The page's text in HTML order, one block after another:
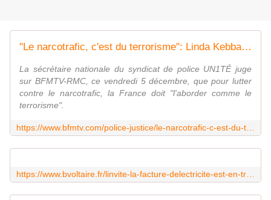
"Le narcotrafic, c'est du terrorisme": Linda Kebbab fustige les politiques "qui ont laissé faire"
La sécrétaire nationale du syndicat de police UN1TÉ juge
sur BFMTV-RMC, ce vendredi 5 décembre, que pour lutter
contre le narcotrafic, la France doit "l'aborder comme le
terrorisme".